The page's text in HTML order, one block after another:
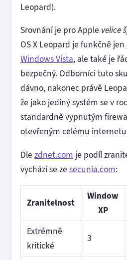
Leopard).
Srovnání je pro Apple velice
OS X Leopard je funkčně jen
Windows Vista, ale také je
bezpečný. Odborníci tuto
dávno, nakonec právě
že jako jediný systém se v
standardně vypnutým
otevřeným celému
Dle zdnet.com je podíl
vychází se ze secunia.com:
Zranitelnost
Window
XP
Extrémně
kritické
3